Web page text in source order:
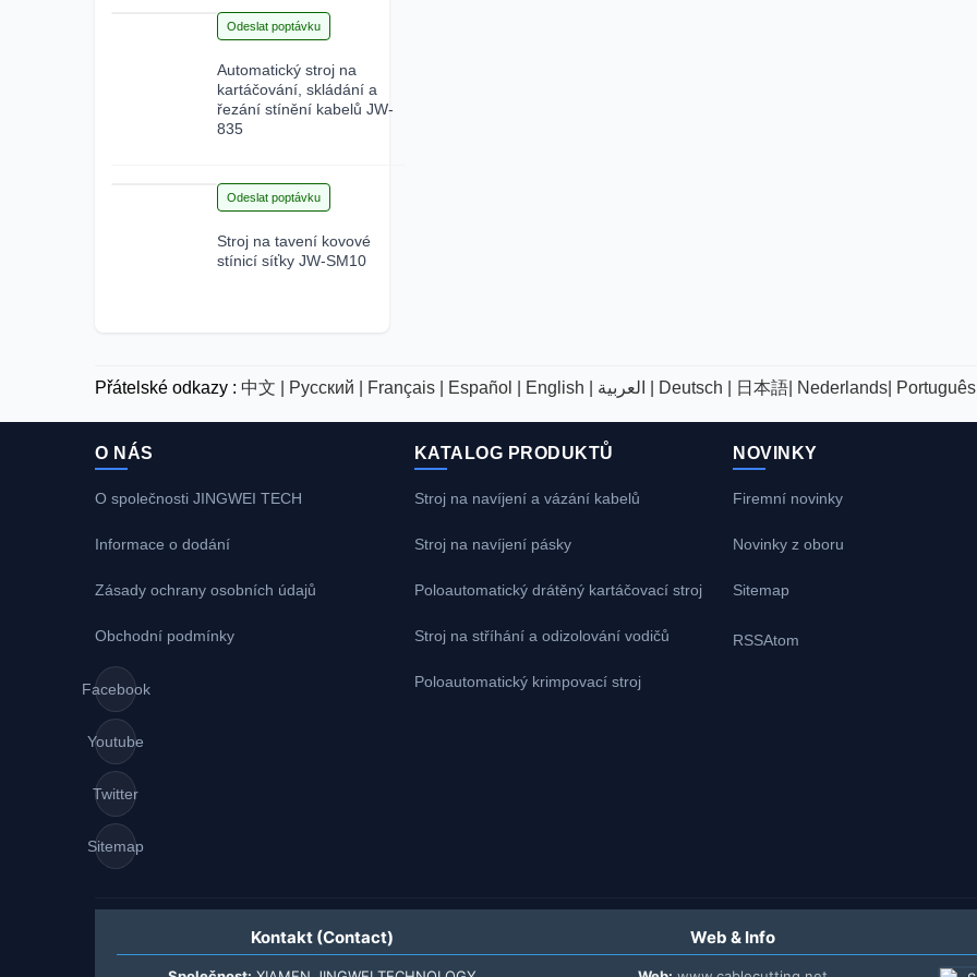
Odeslat poptávku
Automatický stroj na
kartáčování, skládání a
řezání stínění kabelů JW-
835
Odeslat poptávku
Stroj na tavení kovové
stínicí síťky JW-SM10
Přátelské odkazy : 中文 | Русский | Français | Español | English | Deutsch | 日本語| Nederlands| Português|
O NÁS
O společnosti JINGWEI TECH
Informace o dodání
Zásady ochrany osobních údajů
Obchodní podmínky
Facebook
Youtube
Twitter
Sitemap
KATALOG PRODUKTŮ
Stroj na navíjení a vázání kabelů
Stroj na navíjení pásky
Poloautomatický drátěný kartáčovací stroj
Stroj na stříhání a odizolování vodičů
Poloautomatický krimpovací stroj
NOVINKY
Firemní novinky
Novinky z oboru
Sitemap
RSSAtom
Kontakt (Contact) Web & Info